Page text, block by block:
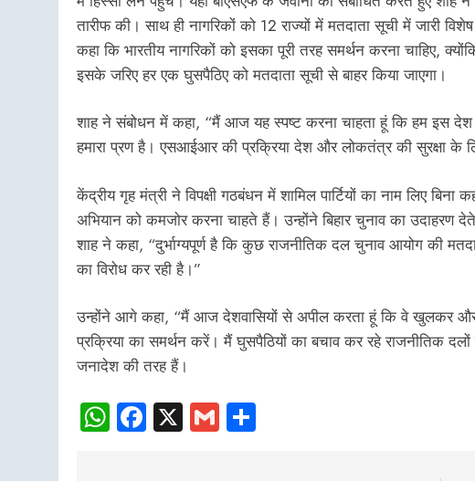
तारीफ की। साथ ही नागरिकों को 12 राज्यों में मतदाता सूची में जारी
कहा कि भारतीय नागरिकों को इसका पूरी तरह समर्थन करना चाहिए,
इसके जरिए हर एक घुसपैठिए को मतदाता सूची से बाहर किया जाएगा।
शाह ने संबोधन में कहा, “मैं आज यह स्पष्ट करना चाहता हूं कि हम इस
हमारा प्रण है। एसआईआर की प्रक्रिया देश और लोकतंत्र की सुरक्षा के
केंद्रीय गृह मंत्री ने विपक्षी गठबंधन में शामिल पार्टियों का नाम लिए
अभियान को कमजोर करना चाहते हैं। उन्होंने बिहार चुनाव का उदाहरण
शाह ने कहा, “दुर्भाग्यपूर्ण है कि कुछ राजनीतिक दल चुनाव आयोग की
का विरोध कर रही है।”
उन्होंने आगे कहा, “मैं आज देशवासियों से अपील करता हूं कि वे खुलकर और
प्रक्रिया का समर्थन करें। मैं घुसपैठियों का बचाव कर रहे राजनीतिक
जनादेश की तरह हैं।
WhatsApp
Facebook
X Gmail